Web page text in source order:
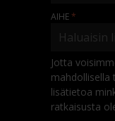
AIHE
Jotta
mahdollisella
lisätietoa
ratkaisusta
KOMMENTTI